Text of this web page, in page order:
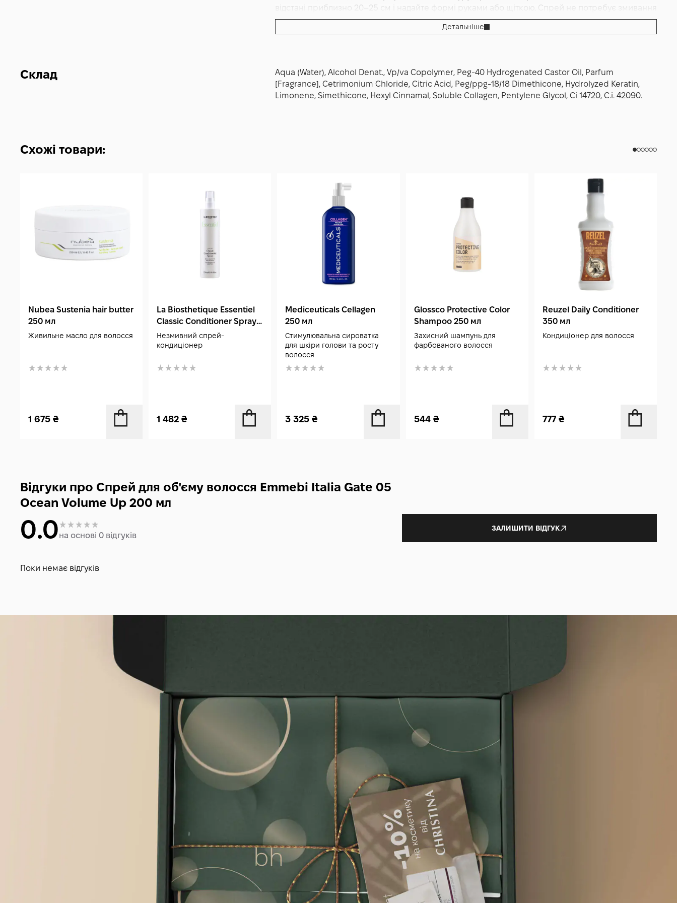
відстані приблизно 20–25 см і надайте формі руками або щіткою. Спрей не потребує змивання
й може використовуватися настільки часто, наскільки вимагає укладка; оптимальний об’єм
витрати — кілька рівномірних розпилень на корені та легка вуаль по довжині. Офіційна
Детальніше
Склад
Aqua (Water), Alcohol Denat., Vp/va Copolymer, Peg-40 Hydrogenated Castor Oil, Parfum
[Fragrance], Cetrimonium Chloride, Citric Acid, Peg/ppg-18/18 Dimethicone, Hydrolyzed Keratin,
Limonene, Simethicone, Hexyl Cinnamal, Soluble Collagen, Pentylene Glycol, Ci 14720, C.i. 42090.
Схожі товари:
Nubea Sustenia hair butter
250 мл
Живильне масло для волосся
1 675 ₴
La Biosthetique Essentiel
Classic Conditioner Spray
250 мл
Незмивний спрей-
кондиціонер
1 482₴
Mediceuticals Cellagen
250 мл
Стимулювальна сироватка
для шкіри голови та росту
волосся
3 325₴
Glossco Protective Color
Shampoo 250 мл
Захисний шампунь для
фарбованого волосся
544 ₴
Reuzel Daily Conditioner
350 мл
Кондиціонер для волосся
777 ₴
Відгуки про Спрей для об'єму волосся Emmebi Italia Gate 05
Ocean Volume Up 200 мл
0.0на основі 0 відгуків
ЗАЛИШИТИ ВІДГУК
Поки немає відгуків